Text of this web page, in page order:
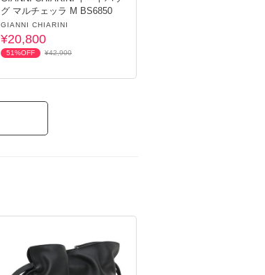
グ マルチェッラ M BS6850
GIANNI CHIARINI
¥20,800
51%OFF ¥42,900